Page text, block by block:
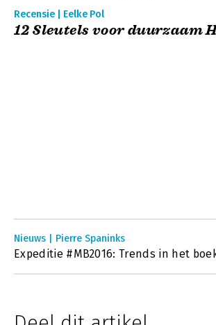
Recensie | Eelke Pol
12 Sleutels voor duurzaam
Nieuws | Pierre Spaninks
Expeditie #MB2016: Trends in het